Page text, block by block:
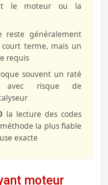
le moteur ou la
reste généralement
terme, mais un
requis
souvent un raté
avec risque de
la lecture des codes
la plus fiable
exacte
moteur